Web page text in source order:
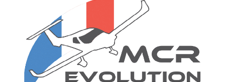
Recommandations techniques